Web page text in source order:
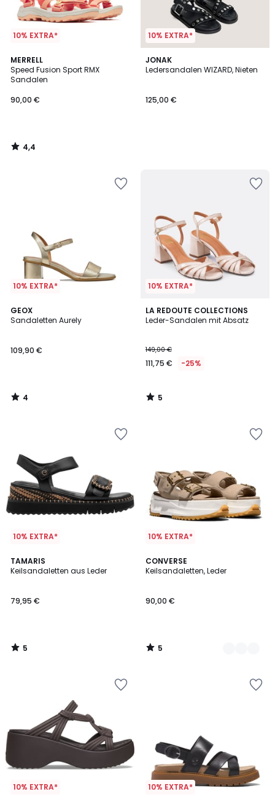
10% EXTRA*
MERRELL
Speed Fusion Sport RMX
Sandalen
90,00 €
4,4
/ 5
4,4
/
10% EXTRA*
JONAK
Ledersandalen WIZARD, Nieten
125,00 €
10% EXTRA*
GEOX
Sandaletten Aurely
109,90 €
4
/
4
/
10% EXTRA*
LA REDOUTE COLLECTIONS
Leder-Sandalen mit Absatz
149,00 €
111,75 € -25%
5
/
5
/
10% EXTRA*
TAMARIS
Keilsandaletten aus Leder
79,95 €
5
/
5
/
10% EXTRA*
CONVERSE
Keilsandaletten, Leder
90,00 €
5
/
3
Farben
5
/
10% EXTRA* 10% EXTRA*